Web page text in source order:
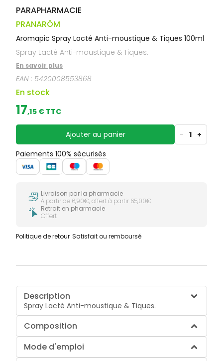
PARAPHARMACIE
PRANARÔM
Aromapic Spray Lacté Anti-moustique & Tiques 100ml
Spray Lacté Anti-moustique & Tiques.
En savoir plus
EAN : 5420008553868
En stock
17,15 € TTC
Ajouter au panier - 1 +
Paiements 100% sécurisés
Livraison par la pharmacie
À partir de 6,90€, offert à partir 65,00€
Retrait en pharmacie
Offert
Politique de retour Satisfait ou remboursé
Description
Spray Lacté Anti-moustique & Tiques.
Composition
Mode d'emploi